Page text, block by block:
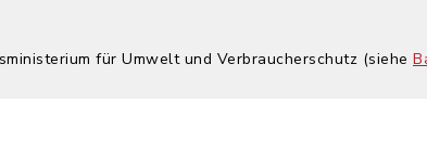
für Umwelt und Verbraucherschutz (siehe